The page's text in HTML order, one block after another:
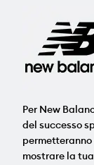
Per New
del successo
mostrare la